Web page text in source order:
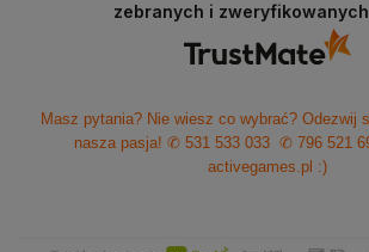
zebranych i
Masz pytania? Nie wiesz co wybrać? Odezwij
nasza pasja! ✆ 531 533 033 ✆ 796 521
activegames.pl :)